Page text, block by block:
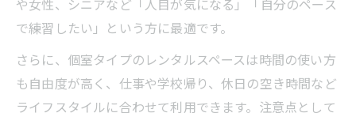
説
一人でも安心な予約と利用方法を紹介
や女性、シニアなど「人目が気になる」「自分のペース
で練習したい」という方に最適です。
さらに、個室タイプのレンタルスペースは時間の使い方
も自由度が高く、仕事や学校帰り、休日の空き時間など
ライフスタイルに合わせて利用できます。注意点として